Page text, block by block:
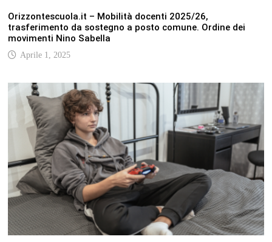
Orizzontescuola.it – Mobilità docenti 2025/26,
trasferimento da sostegno a posto comune. Ordine dei
movimenti Nino Sabella
Aprile 1, 2025